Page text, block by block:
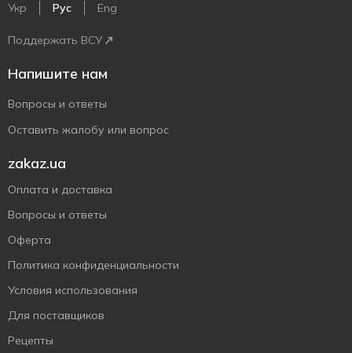
Укр Рус Eng
Поддержать ВСУ
Напишите нам
Вопросы и ответы
Оставить жалобу или вопрос
zakaz.ua
Оплата и доставка
Вопросы и ответы
Оферта
Политика конфиденциальности
Условия использования
Для поставщиков
Рецепты